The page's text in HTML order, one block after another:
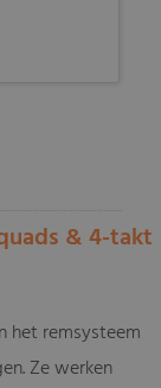
& 4-takt
het remsysteem
Ze werken